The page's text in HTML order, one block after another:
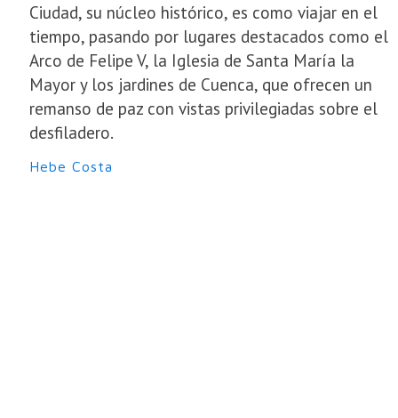
Ciudad, su núcleo histórico, es como viajar en el
tiempo, pasando por lugares destacados como el
Arco de Felipe V, la Iglesia de Santa María la
Mayor y los jardines de Cuenca, que ofrecen un
remanso de paz con vistas privilegiadas sobre el
desfiladero.
Hebe Costa